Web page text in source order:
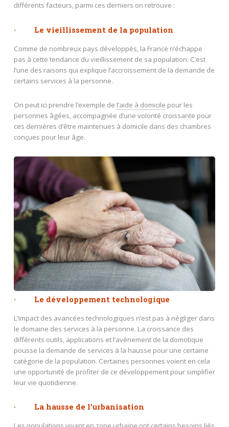
différents facteurs, parmi ces derniers on retrouve :
· Le vieillissement de la population
Comme de nombreux pays développés, la France n’échappe
pas à cette tendance du vieillissement de sa population. C’est
l’une des raisons qui explique l’accroissement de la demande de
certains services à la personne.
On peut ici prendre l’exemple de l’aide à domicile pour les
personnes âgées, accompagnée d’une volonté croissante pour
ces dernières d’être maintenues à domicile dans des chambres
conçues pour leur âge.
· Le développement technologique
L’impact des avancées technologiques n’est pas à négliger dans
le domaine des services à la personne. La croissance des
différents outils, applications et l’avènement de la domotique
pousse la demande de services à la hausse pour une certaine
catégorie de la population. Certaines personnes voient en cela
une opportunité de profiter de ce développement pour simplifier
leur vie quotidienne.
· La hausse de l’urbanisation